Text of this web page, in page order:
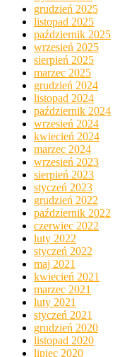
grudzień 2025
listopad 2025
październik 2025
wrzesień 2025
sierpień 2025
marzec 2025
grudzień 2024
listopad 2024
październik 2024
wrzesień 2024
kwiecień 2024
marzec 2024
wrzesień 2023
sierpień 2023
styczeń 2023
grudzień 2022
październik 2022
czerwiec 2022
luty 2022
styczeń 2022
maj 2021
kwiecień 2021
marzec 2021
luty 2021
styczeń 2021
grudzień 2020
listopad 2020
lipiec 2020